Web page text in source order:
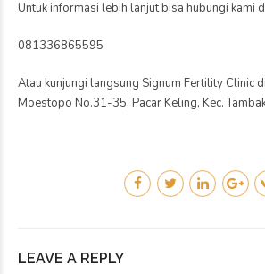
Untuk informasi lebih lanjut bisa hubungi kami
081336865595
Atau kunjungi langsung Signum Fertility Clinic
Moestopo No.31-35, Pacar Keling, Kec.
LEAVE A REPLY